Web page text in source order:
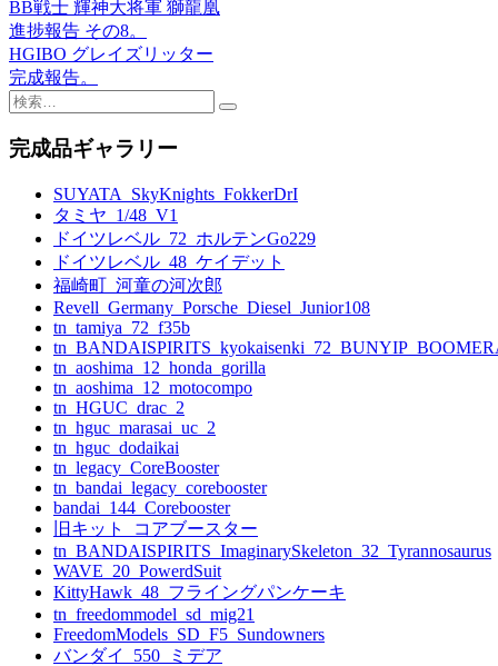
投
稿
ナ
ビ
ゲ
BB戦士 輝神大将軍 獅龍凰
進捗報告 その8。
HGIBO グレイズリッター
完成報告。
検
完成品ギャラリー
SUYATA_SkyKnights_FokkerDrI
タミヤ_1/48_V1
ドイツレベル_72_ホルテンGo229
ドイツレベル_48_ケイデット
福崎町_河童の河次郎
Revell_Germany_Porsche_Diesel_Junior108
tn_tamiya_72_f35b
tn_aoshima_12_honda_gorilla
tn_aoshima_12_motocompo
tn_HGUC_drac_2
tn_hguc_marasai_uc_2
tn_hguc_dodaikai
tn_legacy_CoreBooster
tn_bandai_legacy_corebooster
bandai_144_Corebooster
旧キット_コアブースター
tn_BANDAISPIRITS_ImaginarySkeleton_32_Tyrannosaurus
WAVE_20_PowerdSuit
KittyHawk_48_フライングパンケーキ
tn_freedommodel_sd_mig21
FreedomModels_SD_F5_Sundowners
バンダイ_550_ミデア